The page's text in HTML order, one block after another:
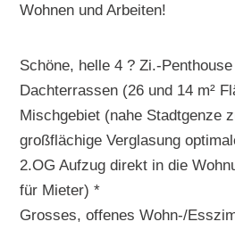
Wohnen und Arbeiten!
Schöne, helle 4 ? Zi.-
Dachterrassen (26 und 14 m²
Mischgebiet (nahe Stadtgenze
großflächige Verglasung
2.OG Aufzug direkt in die
für Mieter) *
Grosses, offenes Wohn-/